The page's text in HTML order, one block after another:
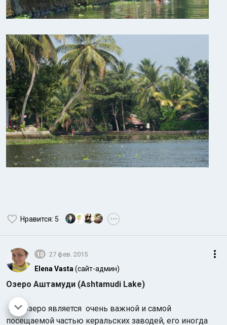
Нравится: 5 •••
10 27 фев. 2015
Elena Vasta (сайт-админ)
Озеро Аштамуди (Ashtamudi Lake)
Это озеро является очень важной и самой
посещаемой частью керальских заводей, его иногда